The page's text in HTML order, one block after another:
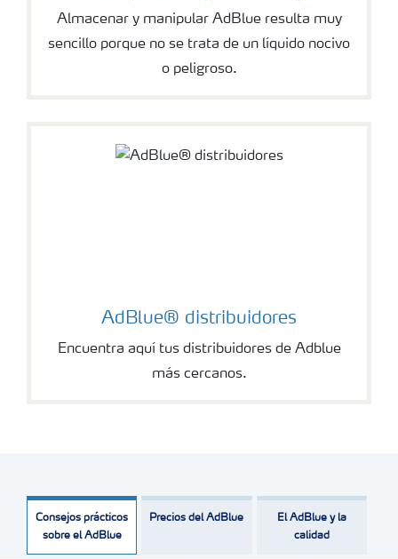
Almacenar y manipular AdBlue resulta muy
sencillo porque no se trata de un líquido nocivo
o peligroso.
AdBlue® distribuidores
Encuentra aquí tus distribuidores de Adblue
más cercanos.
Consejos prácticos
sobre el AdBlue
Precios del AdBlue
El AdBlue y la
calidad